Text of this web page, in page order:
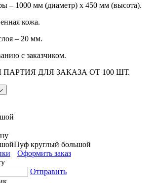
– 1000 мм (диаметр) x 450 мм (высота).
кожа.
– 20 мм.
с заказчиком.
ДЛЯ ЗАКАЗА ОТ 100 ШТ.
Пуф круглый большой
Оформить заказ
Отправить